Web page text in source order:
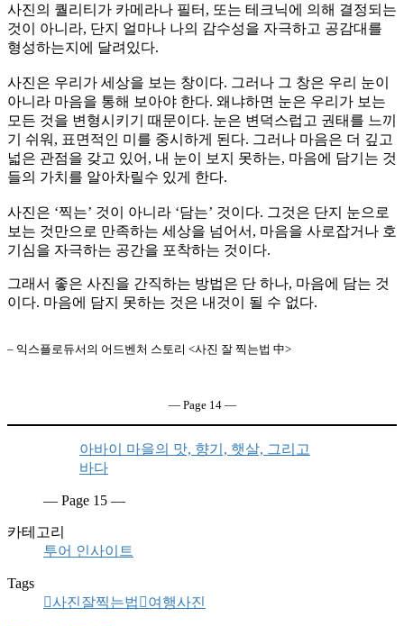
사진의 퀄리티가 카메라나 필터, 또는 테크닉에 의해 결정되는
것이 아니라, 단지 얼마나 나의 감수성을 자극하고 공감대를
형성하는지에 달려있다.
사진은 우리가 세상을 보는 창이다. 그러나 그 창은 우리 눈이
아니라 마음을 통해 보아야 한다. 왜냐하면 눈은 우리가 보는
모든 것을 변형시키기 때문이다. 눈은 변덕스럽고 권태를 느끼
기 쉬워, 표면적인 미를 중시하게 된다. 그러나 마음은 더 깊고
넓은 관점을 갖고 있어, 내 눈이 보지 못하는, 마음에 담기는 것
들의 가치를 알아차릴수 있게 한다.
사진은 ‘찍는’ 것이 아니라 ‘담는’ 것이다. 그것은 단지 눈으로
보는 것만으로 만족하는 세상을 넘어서, 마음을 사로잡거나 호
기심을 자극하는 공간을 포착하는 것이다.
그래서 좋은 사진을 간직하는 방법은 단 하나, 마음에 담는 것
이다. 마음에 담지 못하는 것은 내것이 될 수 없다.
– 익스플로듀서의 어드벤처 스토리 <사진 잘 찍는법 中>
― Page 14 ―
아바이 마을의 맛, 향기, 햇살, 그리고
바다
― Page 15 ―
카테고리
투어 인사이트
Tags
사진잘찍는법
여행사진